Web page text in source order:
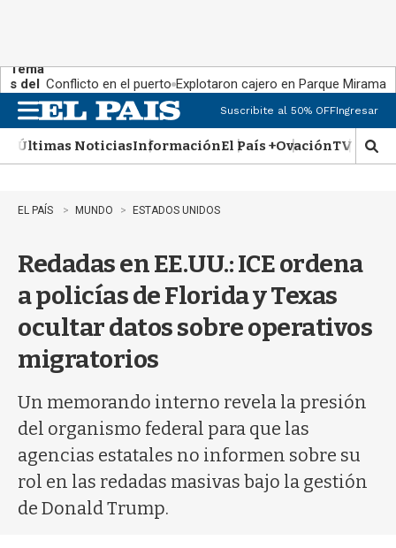
Tema
s del
día:
Conflicto en el puerto Explotaron cajero en Parque Miramar
n
u
Suscribite al 50% OFFIngresar
Últimas NoticiasInformaciónEl País +OvaciónTV Show
M
o
q
EL PAÍS MUNDO ESTADOS UNIDOS
Redadas en EE.UU.: ICE ordena
a policías de Florida y Texas
ocultar datos sobre operativos
migratorios
Un memorando interno revela la presión
del organismo federal para que las
agencias estatales no informen sobre su
rol en las redadas masivas bajo la gestión
de Donald Trump.